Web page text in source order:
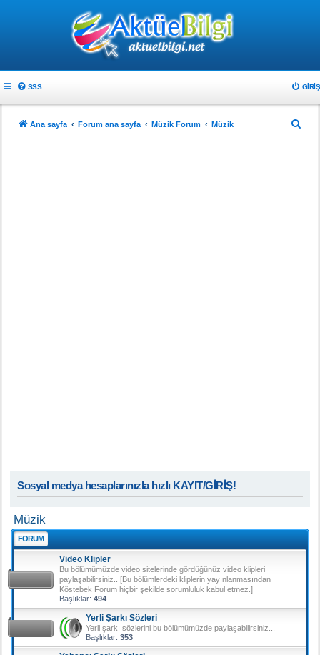
SSS GIRIŞ
Ana sayfa Forum ana sayfa Müzik Forum Müzik
Sosyal medya hesaplarınızla hızlı KAYIT/GİRİŞ!
Müzik
FORUM
Video Klipler
Bu bölümümüzde video sitelerinde gördüğünüz video klipleri
paylaşabilirsiniz.. [Bu bölümlerdeki kliplerin yayınlanmasından
Köstebek Forum hiçbir şekilde sorumluluk kabul etmez.]
Başlıklar: 494
Yerli Şarkı Sözleri
Yerli şarkı sözlerini bu bölümümüzde paylaşabilirsiniz...
Başlıklar: 353